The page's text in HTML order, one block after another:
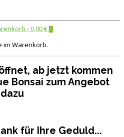
-0,00€ 0
im Warenkorb.
ab jetzt kommen
Bonsai zum Angebot
dazu
für Ihre Geduld...